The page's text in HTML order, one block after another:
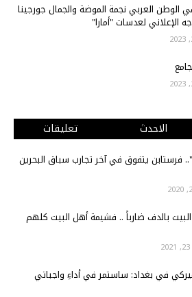
الوطن العربي نجمة الموضة والجمال جورجينا
الإعلاني لعدسات "أمارا"
الاحدث تعليقات
"فورمولا 1".. فرستابن يتفوق في آخر تجارب سباق البحرين
بالدف ضارباً .. فشيمة أهل البيت كلهم
في بغداد: ساستمر في أداءِ واجباتي